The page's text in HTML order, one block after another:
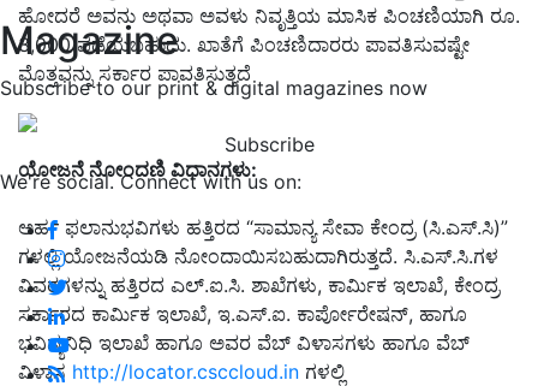
Magazine
Subscribe to our print & digital magazines now
Subscribe
We're social. Connect with us on:
ಹೋದರೆ ಅವನು ಅಥವಾ ಅವಳು ನಿವೃತ್ತಿಯ ಮಾಸಿಕ ಪಿಂಚಣಿಯಾಗಿ ರೂ.
3,000 ಪಡೆಯಬಹುದು. ಖಾತೆಗೆ ಪಿಂಚಣಿದಾರರು ಪಾವತಿಸುವಷ್ಟೇ
ಮೊತ್ತವನ್ನು ಸರ್ಕಾರ ಪಾವತಿಸುತ್ತದೆ
ಯೋಜನೆ ನೋಂದಣಿ ವಿಧಾನಗಳು:
ಅರ್ಹ ಫಲಾನುಭವಿಗಳು ಹತ್ತಿರದ “ಸಾಮಾನ್ಯ ಸೇವಾ ಕೇಂದ್ರ (ಸಿ.ಎಸ್.ಸಿ)”
ಗಳಲ್ಲಿ ಯೋಜನೆಯಡಿ ನೋಂದಾಯಿಸಬಹುದಾಗಿರುತ್ತದೆ. ಸಿ.ಎಸ್.ಸಿ.ಗಳ
ವಿವರಗಳನ್ನು ಹತ್ತಿರದ ಎಲ್.ಐ.ಸಿ. ಶಾಖೆಗಳು, ಕಾರ್ಮಿಕ ಇಲಾಖೆ, ಕೇಂದ್ರ
ಸರ್ಕಾರದ ಕಾರ್ಮಿಕ ಇಲಾಖೆ, ಇ.ಎಸ್.ಐ. ಕಾರ್ಪೋರೇಷನ್, ಹಾಗೂ
ಭವಿಷ್ಯನಿಧಿ ಇಲಾಖೆ ಹಾಗೂ ಅವರ ವೆಬ್ ವಿಳಾಸಗಳು ಹಾಗೂ ವೆಬ್
ವಿಳಾಸ http://locator.csccloud.in ಗಳಲ್ಲಿ